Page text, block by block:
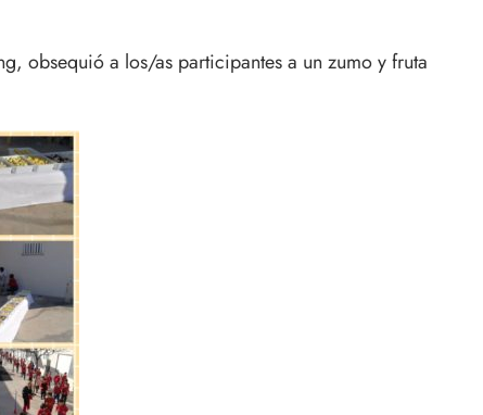
obsequió a los/as participantes a un zumo y fruta